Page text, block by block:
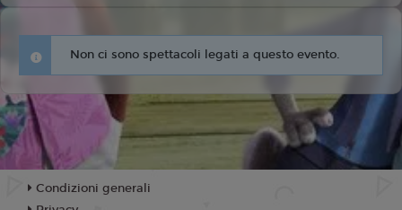
Non ci sono spettacoli legati a questo evento.
Condizioni generali